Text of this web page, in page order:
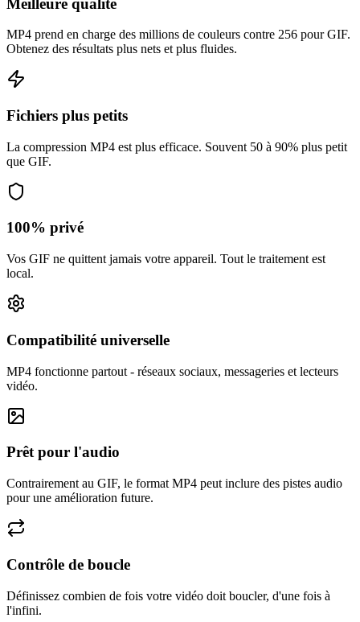
MP4 prend en charge des millions de couleurs contre 256 pour GIF.
Obtenez des résultats plus nets et plus fluides.
Fichiers plus petits
La compression MP4 est plus efficace. Souvent 50 à 90% plus petit
que GIF.
100% privé
Vos GIF ne quittent jamais votre appareil. Tout le traitement est
local.
Compatibilité universelle
MP4 fonctionne partout - réseaux sociaux, messageries et lecteurs
vidéo.
Prêt pour l'audio
Contrairement au GIF, le format MP4 peut inclure des pistes audio
pour une amélioration future.
Contrôle de boucle
Définissez combien de fois votre vidéo doit boucler, d'une fois à
l'infini.